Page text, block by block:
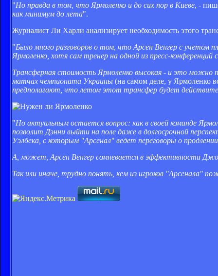
"Но правда в том, что Ярмоленко и до сих пор в Киеве, -
как минимум до лета".
Журналист Ли Харли анализирует необходимость этого
"Было много разговоров о том, что Арсен Венгер с учетом
Ярмоленко, хотя сам тренер на одной из пресс-
Трансферная стоимость Ярмоленко высокая - и это можно
матчах чемпионата Украины (на самом деле, у Ярмоленко
предполагают, что летом этот трансфер будет
"Но актуальным остается вопрос: как в своей команде
позволит Дэнни выйти на поле даже в долгосрочной
Уэлбека, с которым "Арсенал" ведет переговоры о
А, может, Арсен Венгер сомневается в эффективности
Так или иначе, трудно понять, кем из игроков "Арсенала"